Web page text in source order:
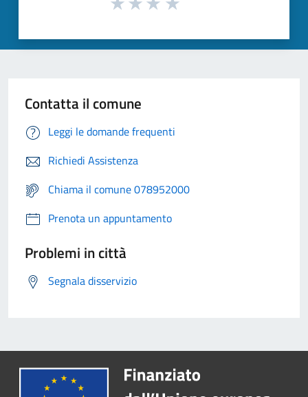
Contatta il comune
Leggi le domande frequenti
Richiedi Assistenza
Chiama il comune 078952000
Prenota un appuntamento
Problemi in città
Segnala disservizio